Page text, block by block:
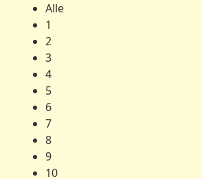
Alle
1
2
3
4
5
6
7
8
9
10